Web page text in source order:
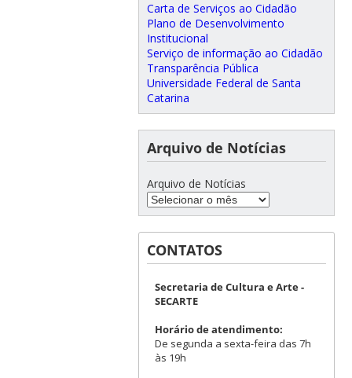
Carta de Serviços ao Cidadão
Plano de Desenvolvimento
Institucional
Serviço de informação ao Cidadão
Transparência Pública
Universidade Federal de Santa
Catarina
Arquivo de Notícias
Arquivo de Notícias
CONTATOS
Secretaria de Cultura e Arte -
SECARTE
Horário de atendimento:
De segunda a sexta-feira das 7h
às 19h